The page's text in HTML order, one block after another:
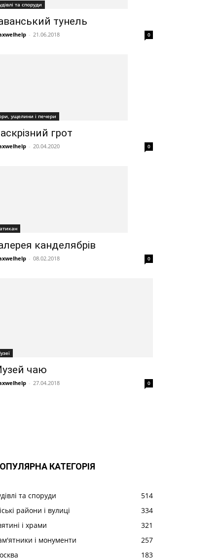
та споруди
тунель
- 21.06.2018 0
ущелини і печери
грот
- 20.04.2020 0
канделябрів
- 08.02.2018 0
чаю
- 27.04.2018 0
КАТЕГОРІЯ
та споруди
514
райони і вулиці
334
і храми
321
і монументи
257
183